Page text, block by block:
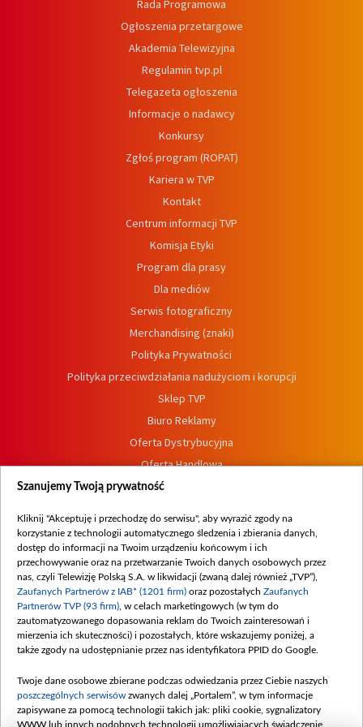
Rada Programowa
Ogłoszenia przetargowe
Akademia Telewizyjna
Regulamin tvp.pl
Telegazeta ogłoszenia
Informacje o nadawcy
Konkursy
Zgłoś program (ROPAT)
Kariera w TVP
Kontakt
Centrum informacji TVP
Komisja Etyki
Program dla prasy
Dla mediów
Serwis fotograficzny
Merchandising (znaki)
Polityka Prywatności
Polityka przeciwdziałania nadużyciom i korupcji
Sklep TVP
Biuro Reklamy
Oferta Dystrybucyjna
Oferta Handlowa
Dostępność
Procedura zgłoszeń wewnętrznych
Szanujemy Twoją prywatność
Kliknij "Akceptuję i przechodzę do serwisu", aby wyrazić zgody na
korzystanie z technologii automatycznego śledzenia i zbierania danych,
dostęp do informacji na Twoim urządzeniu końcowym i ich
przechowywanie oraz na przetwarzanie Twoich danych osobowych przez
nas, czyli Telewizję Polską S.A. w likwidacji (zwaną dalej również „TVP”),
Zaufanych Partnerów z IAB* (1201 firm) oraz pozostałych Zaufanych
Partnerów TVP (93 firm) , w celach marketingowych (w tym do
zautomatyzowanego dopasowania reklam do Twoich zainteresowań i
mierzenia ich skuteczności) i pozostałych, które wskazujemy poniżej, a
także zgody na udostępnianie przez nas identyfikatora PPID do Google.
Twoje dane osobowe zbierane podczas odwiedzania przez Ciebie naszych
poszczególnych serwisów zwanych dalej „Portalem”, w tym informacje
zapisywane za pomocą technologii takich jak: pliki cookie, sygnalizatory
WWW lub innych podobnych technologii umożliwiających świadczenie